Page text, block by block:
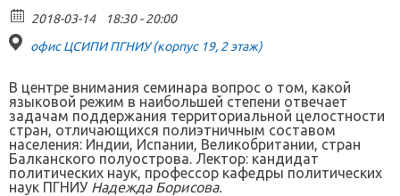
2018-03-14
18:30 - 20:00
офис ЦСИПИ ПГНИУ (корпус 19, 2 этаж)
В центре внимания семинара вопрос о том, какой
языковой режим в наибольшей степени отвечает
задачам поддержания территориальной целостности
стран, отличающихся полиэтничным составом
населения: Индии, Испании, Великобритании, стран
Балканского полуострова. Лектор: кандидат
политических наук, профессор кафедры политических
наук ПГНИУ Надежда Борисова.